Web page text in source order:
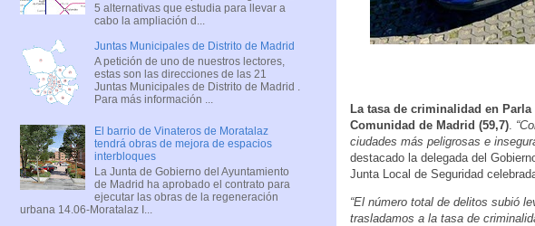
La tasa de criminalidad en
Comunidad de Madrid (59,7)
ciudades más peligrosas e
destacado la delegada del
Junta Local de Seguridad
“El número total de delitos subió
trasladamos a la tasa de
5 alternativas que estudia para llevar a
cabo la ampliación d...
Juntas Municipales de Distrito de Madrid
A petición de uno de nuestros lectores,
estas son las direcciones de las 21
Juntas Municipales de Distrito de Madrid .
Para más información ...
El barrio de Vinateros de Moratalaz
tendrá obras de mejora de espacios
interbloques
La Junta de Gobierno del Ayuntamiento
de Madrid ha aprobado el contrato para
ejecutar las obras de la regeneración
urbana 14.06-Moratalaz I...